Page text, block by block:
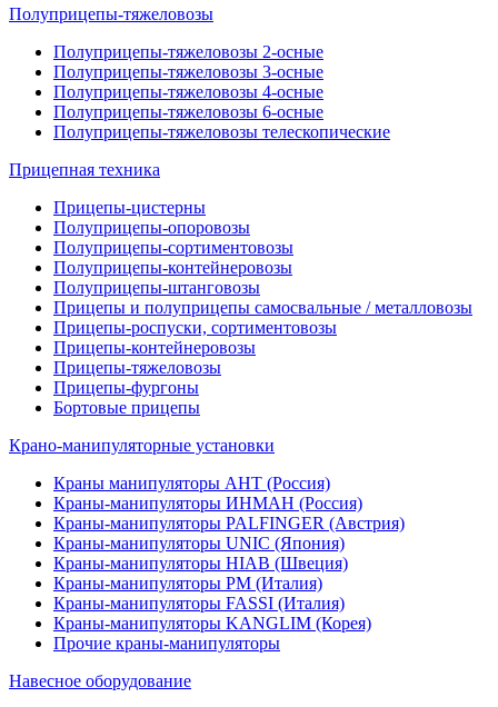
Полуприцепы-тяжеловозы
Полуприцепы-тяжеловозы 2-осные
Полуприцепы-тяжеловозы 3-осные
Полуприцепы-тяжеловозы 4-осные
Полуприцепы-тяжеловозы 6-осные
Полуприцепы-тяжеловозы телескопические
Прицепная техника
Прицепы-цистерны
Полуприцепы-опоровозы
Полуприцепы-сортиментовозы
Полуприцепы-контейнеровозы
Полуприцепы-штанговозы
Прицепы и полуприцепы самосвальные / металловозы
Прицепы-роспуски, сортиментовозы
Прицепы-контейнеровозы
Прицепы-тяжеловозы
Прицепы-фургоны
Бортовые прицепы
Крано-манипуляторные установки
Краны манипуляторы АНТ (Россия)
Краны-манипуляторы ИНМАН (Россия)
Краны-манипуляторы PALFINGER (Австрия)
Краны-манипуляторы UNIC (Япония)
Краны-манипуляторы HIAB (Швеция)
Краны-манипуляторы PM (Италия)
Краны-манипуляторы FASSI (Италия)
Краны-манипуляторы KANGLIM (Корея)
Прочие краны-манипуляторы
Навесное оборудование